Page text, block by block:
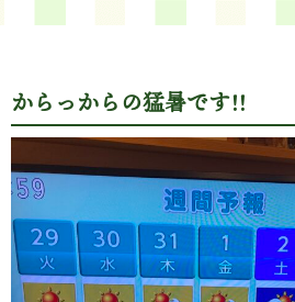
からっからの猛暑です!!